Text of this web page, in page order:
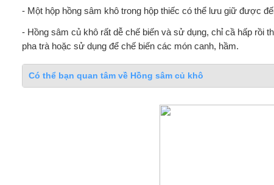
- Một hộp hồng sâm khô trong hộp thiếc có thể lưu giữ được
- Hồng sâm củ khô rất dễ chế biến và sử dụng, chỉ cầ hấp rồi
pha trà hoặc sử dụng để chế biến các món canh, hầm.
Có thể bạn quan tâm về Hồng sâm củ khô